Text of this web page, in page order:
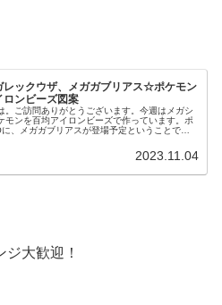
レックウザ、メガガブリアス☆ポケモン
ロンビーズ図案
。ご訪問ありがとうございます。今週はメガシ
モンを百均アイロンビーズで作っています。ポ
、メガガブリアスが登場予定ということで、
2023.11.04
大歓迎！